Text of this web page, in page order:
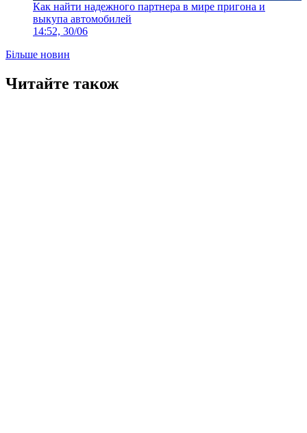
Как найти надежного партнера в мире пригона и
выкупа автомобилей
14:52, 30/06
Більше новин
Читайте також